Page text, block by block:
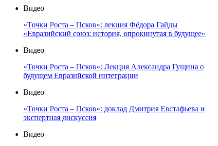
Видео
«Точки Роста – Псков»: лекция Фёдора Гайды
«Евразийский союз: история, опрокинутая в будущее»
Видео
«Точки Роста – Псков»: Лекция Александра Гущина о
будущем Евразийской интеграции
Видео
«Точки Роста – Псков»: доклад Дмитрия Евстафьева и
экспертная дискуссия
Видео